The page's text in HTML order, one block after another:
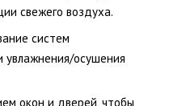
свежего воздуха.
систем
увлажнения/осушения
окон и дверей, чтобы